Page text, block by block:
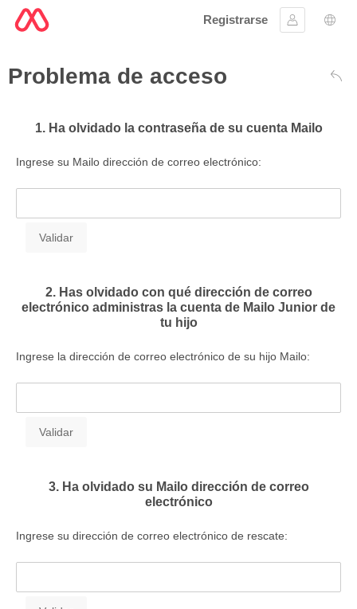
Registrarse
Ingresar
Problema de acceso
1. Ha olvidado la contraseña de su cuenta Mailo
Ingrese su Mailo dirección de correo electrónico:
2. Has olvidado con qué dirección de correo
electrónico administras la cuenta de Mailo Junior de
tu hijo
Ingrese la dirección de correo electrónico de su hijo Mailo:
3. Ha olvidado su Mailo dirección de correo
electrónico
Ingrese su dirección de correo electrónico de rescate: